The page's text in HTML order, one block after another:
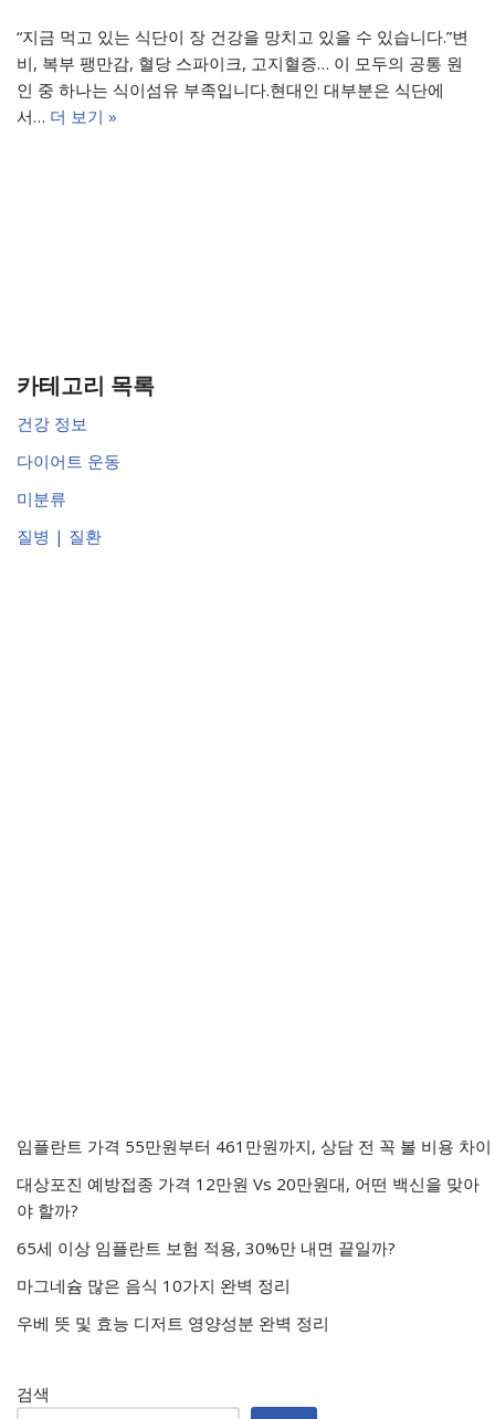
“지금 먹고 있는 식단이 장 건강을 망치고 있을 수 있습니다.”변
비, 복부 팽만감, 혈당 스파이크, 고지혈증… 이 모두의 공통 원
인 중 하나는 식이섬유 부족입니다.현대인 대부분은 식단에
서… 더 보기 »
카테고리 목록
건강 정보
다이어트 운동
미분류
질병 | 질환
임플란트 가격 55만원부터 461만원까지, 상담 전 꼭 볼 비용 차이
대상포진 예방접종 가격 12만원 Vs 20만원대, 어떤 백신을 맞아
야 할까?
65세 이상 임플란트 보험 적용, 30%만 내면 끝일까?
마그네슘 많은 음식 10가지 완벽 정리
우베 뜻 및 효능 디저트 영양성분 완벽 정리
검색